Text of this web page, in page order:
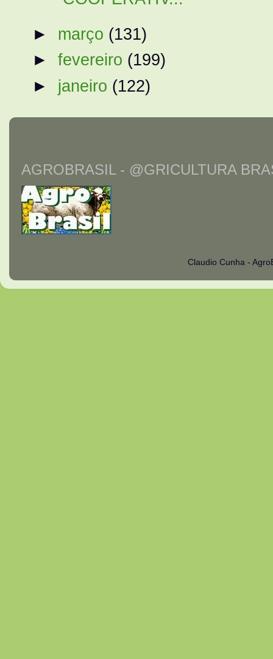
► março (131)
►fevereiro (199)
► janeiro (122)
AGROBRASIL - @GRICULTURA
Claudio Cunha -